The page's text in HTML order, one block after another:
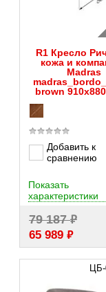
R1 Кресло
кожа и
Madras
brown
Добавить к
сравнению
79 187₽
65 989 ₽
Показать
характеристики
ЦБ-